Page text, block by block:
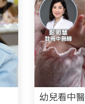
幼兒看中